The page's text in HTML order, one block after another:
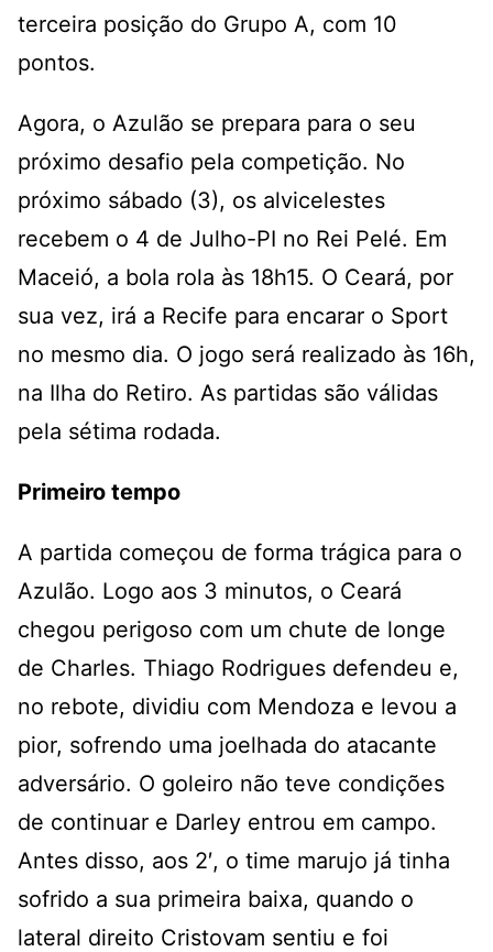
terceira posição do Grupo A, com 10
pontos.
Agora, o Azulão se prepara para o seu
próximo desafio pela competição. No
próximo sábado (3), os alvicelestes
recebem o 4 de Julho-PI no Rei Pelé. Em
Maceió, a bola rola às 18h15. O Ceará, por
sua vez, irá a Recife para encarar o Sport
no mesmo dia. O jogo será realizado às 16h,
na Ilha do Retiro. As partidas são válidas
pela sétima rodada.
Primeiro tempo
A partida começou de forma trágica para o
Azulão. Logo aos 3 minutos, o Ceará
chegou perigoso com um chute de longe
de Charles. Thiago Rodrigues defendeu e,
no rebote, dividiu com Mendoza e levou a
pior, sofrendo uma joelhada do atacante
adversário. O goleiro não teve condições
de continuar e Darley entrou em campo.
Antes disso, aos 2′, o time marujo já tinha
sofrido a sua primeira baixa, quando o
lateral direito Cristovam sentiu e foi